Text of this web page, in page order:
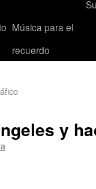
Música para el
recuerdo
y